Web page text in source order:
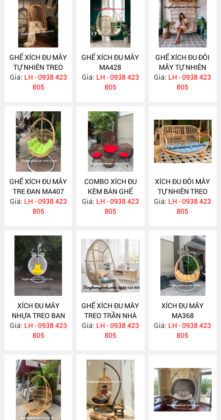
GHẾ XÍCH ĐU MÂY
TỰ NHIÊN TREO
TRẦN NHÀ MA451
Giá: LH - 0938 423
805
GHẾ XÍCH ĐU MÂY
MA428
Giá: LH - 0938 423
805
GHẾ XÍCH ĐU ĐÔI
MÂY TỰ NHIÊN
TREO TRẦN NHÀ
MA420
Giá: LH - 0938 423
805
GHẾ XÍCH ĐU MÂY
TRE ĐAN MA407
Giá: LH - 0938 423
805
COMBO XÍCH ĐU
KÈM BÀN GHẾ
MÂY NHỰA
NH175
Giá: LH - 0938 423
805
XÍCH ĐU ĐÔI MÂY
TỰ NHIÊN TREO
TRẦN NHÀ MA406
Giá: LH - 0938 423
805
XÍCH ĐU MÂY
NHỰA TREO BAN
CÔNG NH169
Giá: LH - 0938 423
805
GHẾ XÍCH ĐU MÂY
TREO TRẦN NHÀ
MA376
Giá: LH - 0938 423
805
XÍCH ĐU MÂY
MA368
Giá: LH - 0938 423
805